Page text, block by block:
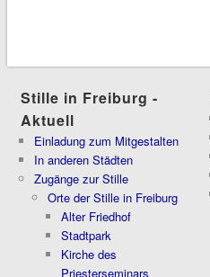
Stille in Freiburg -
Aktuell
Einladung zum Mitgestalten
In anderen Städten
Zugänge zur Stille
Orte der Stille in Freiburg
Alter Friedhof
Stadtpark
Kirche des
Priesterseminars